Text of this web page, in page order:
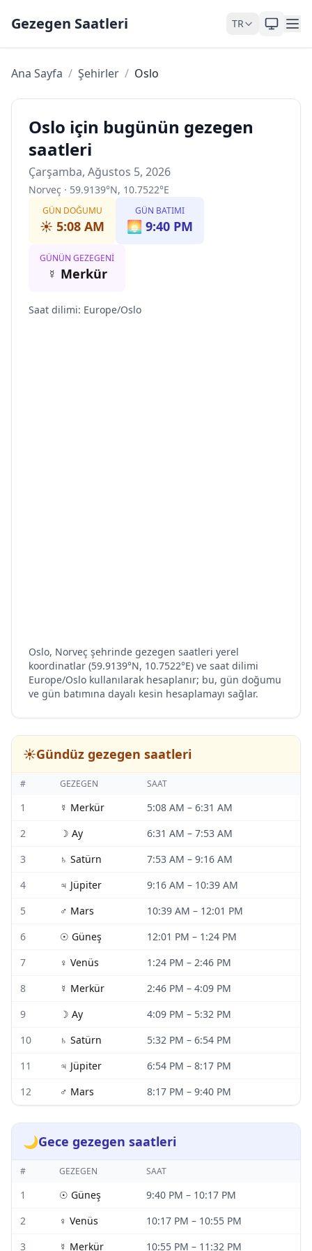
Gezegen Saatleri TR
Ana Sayfa / Şehirler / Oslo
Oslo için bugünün gezegen
saatleri
Çarşamba, Ağustos 5, 2026
Norveç · 59.9139°N, 10.7522°E
GÜN DOĞUMU
☀️ 5:08 AM
GÜN BATIMI
🌅 9:40 PM
GÜNÜN GEZEGENI
☿ Merkür
Saat dilimi: Europe/Oslo
Oslo, Norveç şehrinde gezegen saatleri yerel
koordinatlar (59.9139°N, 10.7522°E) ve saat dilimi
Europe/Oslo kullanılarak hesaplanır; bu, gün doğumu
ve gün batımına dayalı kesin hesaplamayı sağlar.
☀️Gündüz gezegen saatleri
# GEZEGEN SAAT
1 ☿ Merkür 5:08 AM – 6:31 AM
2
☽ Ay 6:31 AM – 7:53 AM
3
♄ Satürn 7:53 AM – 9:16 AM
4
♃ Jüpiter 9:16 AM – 10:39 AM
5
♂ Mars 10:39 AM – 12:01 PM
6
☉ Güneş 12:01 PM – 1:24 PM
7
♀ Venüs 1:24 PM – 2:46 PM
8
☿ Merkür 2:46 PM – 4:09 PM
9
☽ Ay 4:09 PM – 5:32 PM
10
♄ Satürn 5:32 PM – 6:54 PM
11
♃ Jüpiter 6:54 PM – 8:17 PM
12
♂ Mars 8:17 PM – 9:40 PM
🌙Gece gezegen saatleri
# GEZEGEN SAAT
1 ☉ Güneş 9:40 PM – 10:17 PM
2
♀ Venüs 10:17 PM – 10:55 PM
3
☿ Merkür 10:55 PM – 11:32 PM